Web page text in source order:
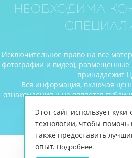
Необходима
Исключительное право на все
фотографии и видео), размещенные
принадлежит
Вся информация, включая
ознакомления и не является
© Центр новых медицинских
Этот сайт использует
технологии, чтобы помочь
также предоставить
опыт. Подробнее.